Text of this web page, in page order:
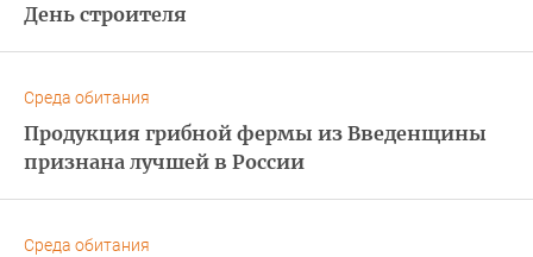
День строителя
Среда обитания
Продукция грибной фермы из Введенщины
признана лучшей в России
Среда обитания